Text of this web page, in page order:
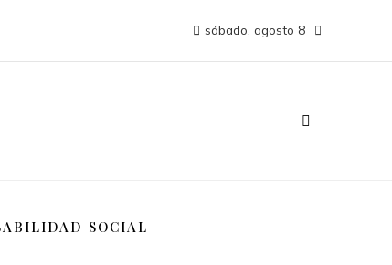
sábado, agosto 8
SOCIAL